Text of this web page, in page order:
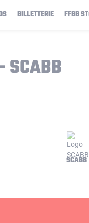
BILLETTERIE FFBB
SCABB
SCABB